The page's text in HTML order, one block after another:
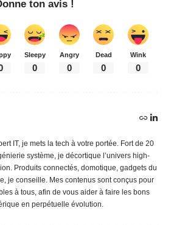
ton avis !
Sleepy
0
Angry
0
Dead
0
Wink
0
IT, je mets la tech à votre portée. Fort de 20
système, je décortique l’univers high-
Produits connectés, domotique, gadgets du
je conseille. Mes contenus sont conçus pour
à tous, afin de vous aider à faire les bons
en perpétuelle évolution.